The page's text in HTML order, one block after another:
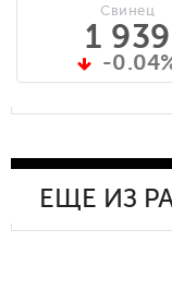
Свинец
1 939
-
ЕЩЕ ИЗ